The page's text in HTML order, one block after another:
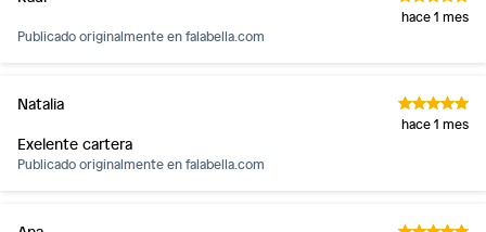
hace 1 mes
Publicado originalmente enfalabella.com
Natalia
hace 1 mes
Exelente cartera
Publicado originalmente enfalabella.com